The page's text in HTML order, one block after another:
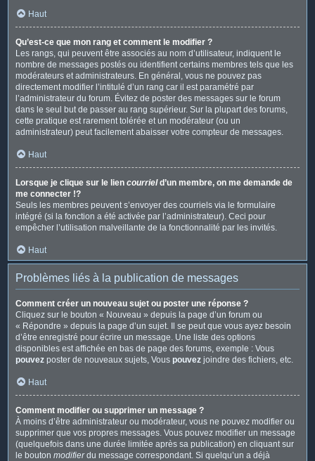
Haut
Qu’est-ce que mon rang et comment le modifier ?
Les rangs, qui peuvent être associés au nom d’utilisateur, indiquent le
nombre de messages postés ou identifient certains membres tels que les
modérateurs et administrateurs. En général, vous ne pouvez pas
directement modifier l’intitulé d’un rang car il est paramétré par
l’administrateur du forum. Évitez de poster des messages sur le forum
dans le seul but de passer au rang supérieur. Sur la plupart des forums,
cette pratique est rarement tolérée et un modérateur (ou un
administrateur) peut facilement abaisser votre compteur de messages.
Haut
Lorsque je clique sur le lien courrield’un membre, on me demande de
me connecter !?
Seuls les membres peuvent s’envoyer des courriels via le formulaire
intégré (si la fonction a été activée par l’administrateur). Ceci pour
empêcher l’utilisation malveillante de la fonctionnalité par les invités.
Haut
Problèmes liés à la publication de messages
Comment créer un nouveau sujet ou poster une réponse ?
Cliquez sur le bouton « Nouveau » depuis la page d’un forum ou
« Répondre » depuis la page d’un sujet. Il se peut que vous ayez besoin
d’être enregistré pour écrire un message. Une liste des options
disponibles est affichée en bas de page des forums, exemple : Vous
pouvez poster de nouveaux sujets, Vous pouvez joindre des fichiers, etc.
Haut
Comment modifier ou supprimer un message ?
À moins d’être administrateur ou modérateur, vous ne pouvez modifier ou
supprimer que vos propres messages. Vous pouvez modifier un message
(quelquefois dans une durée limitée après sa publication) en cliquant sur
le bouton modifierdu message correspondant. Si quelqu’un a déjà